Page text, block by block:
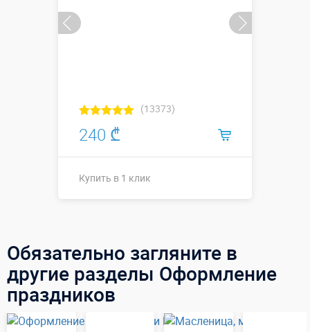
(13373)
240 ₾
Купить в 1 клик
Обязательно загляните в
другие разделы Оформление
праздников